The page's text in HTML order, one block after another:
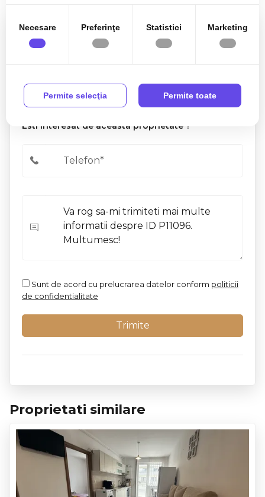
Nora Gugura
Associate Partner
Esti interesat de aceasta proprietate ?
Sunt de acord cu prelucrarea datelor conform politicii
de confidentialitate
Proprietati similare
Necesare Preferinţe Statistici Marketing
Permite selecţia Permite toate